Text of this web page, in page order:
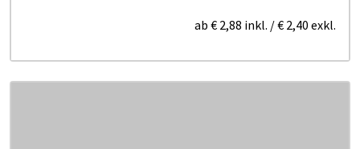
ab € 2,88 inkl. /€ 2,40 exkl.